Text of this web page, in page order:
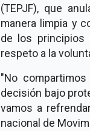
(TEPJF), que
manera limpia y
de los principios
respeto a la
"No
decisión bajo
vamos a
nacional de